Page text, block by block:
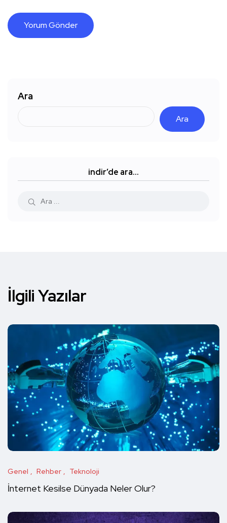
Ara
Ara
indir’de ara…
İlgili Yazılar
Genel Rehber Teknoloji
İnternet Kesilse Dünyada Neler Olur?